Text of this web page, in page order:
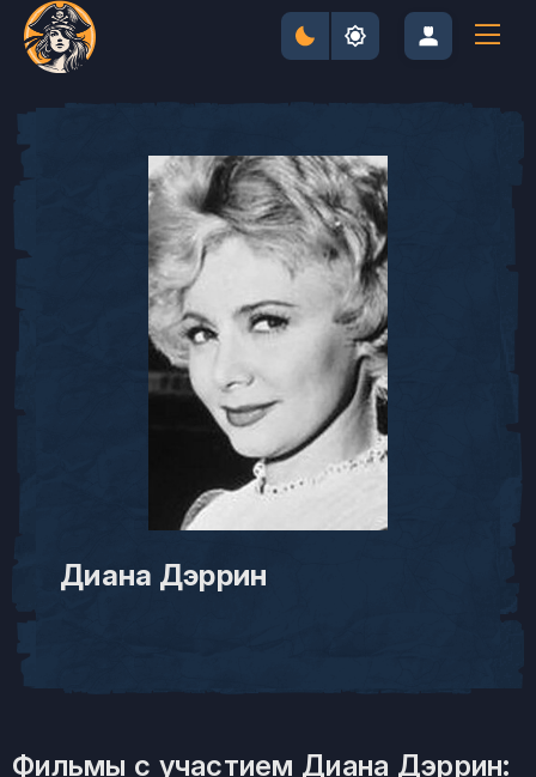
Диана Дэррин
Фильмы с участием Диана Дэррин: